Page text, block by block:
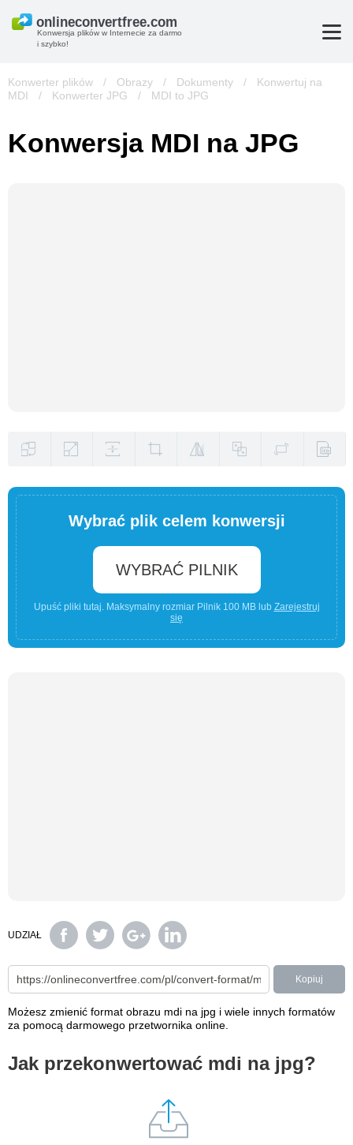
Konwersja plików w Internecie za darmo
i szybko!
Konwerter plików / Obrazy / Dokumenty /
Konwertuj na
MDI
/ Konwerter JPG / MDI to JPG
Konwersja MDI na JPG
Wybrać plik celem konwersji
WYBRAĆ PILNIK
Upuść pliki tutaj. Maksymalny rozmiar Pilnik 100 MB lub Zarejestruj
się
UDZIAŁ
Kopiuj
Możesz zmienić format obrazu mdi na jpg i wiele innych formatów
za pomocą darmowego przetwornika online.
Jak przekonwertować mdi na jpg?